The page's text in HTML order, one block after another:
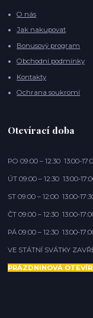
O nás
Jak nakupovat
Bonusový program
Obchodní podmínky
Kontakty
Ochrana soukromí
Otevírací doba
PO 09:00 – 12:30 13:00-
ÚT 09:00 – 12:30 13:00-
ST 09:00 – 12:00 13:00-
ČT 09:00 – 12:30 13:00-
PÁ 09:00 – 12:30 13:00-
VE STÁTNÍ SVÁTKY
PRÁZDNINOVÁ